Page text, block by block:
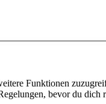
Funktionen
bevor du dich